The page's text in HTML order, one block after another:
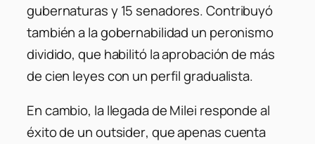
gubernaturas y 15 senadores. Contribuyó
también a la gobernabilidad un peronismo
dividido, que habilitó la aprobación de más
de cien leyes con un perfil gradualista.
En cambio, la llegada de Milei responde al
éxito de unoutsider, que apenas cuenta